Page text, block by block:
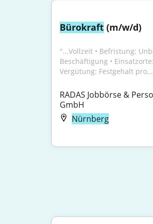
Bürokraft (m/w/d)
"...Vollzeit • Befristung:
Beschäftigung •
Vergütung: Festgehalt
RADAS Jobbörse &
GmbH
Nürnberg